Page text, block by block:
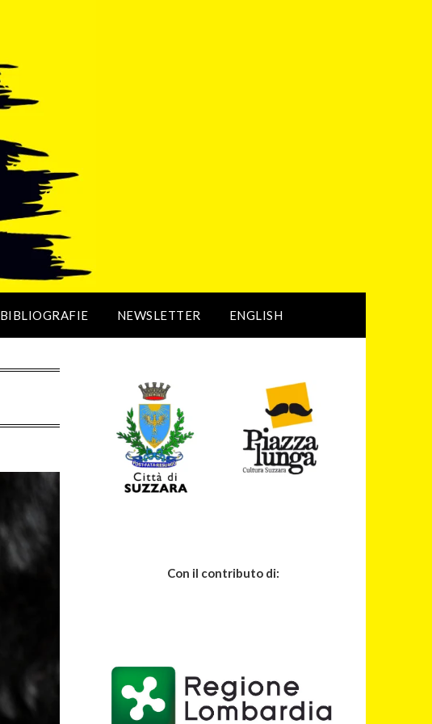
BIBLIOGRAFIE NEWSLETTER ENGLISH
Con il contributo di: